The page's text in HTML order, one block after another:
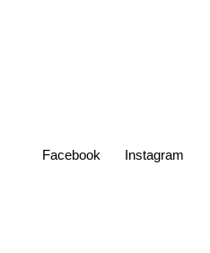
Facebook Instagram